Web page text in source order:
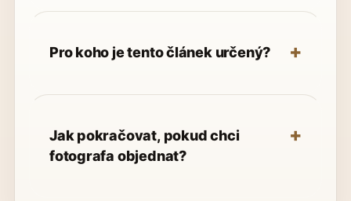
Pro koho je tento článek určený?
Jak pokračovat, pokud chci
fotografa objednat?